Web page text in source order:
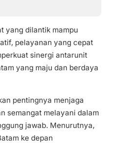
yang dilantik mampu
pelayanan yang cepat
sinergi antarunit
yang maju dan berdaya
pentingnya menjaga
semangat melayani dalam
jawab. Menurutnya,
ke depan